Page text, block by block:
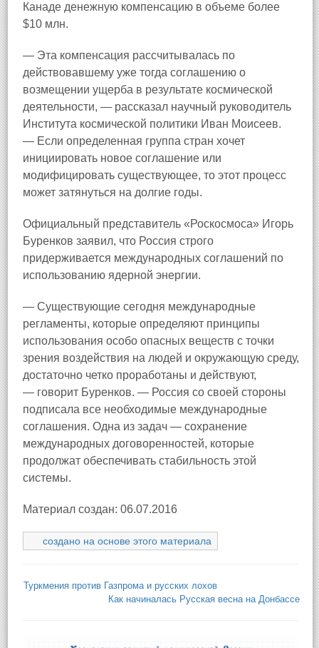
Канаде денежную компенсацию в объеме более
$10 млн.
— Эта компенсация рассчитывалась по
действовавшему уже тогда соглашению о
возмещении ущерба в результате космической
деятельности, — рассказал научный руководитель
Института космической политики Иван Моисеев.
— Если определенная группа стран хочет
инициировать новое соглашение или
модифицировать существующее, то этот процесс
может затянуться на долгие годы.
Официальный представитель «Роскосмоса» Игорь
Буренков заявил, что Россия строго
придерживается международных соглашений по
использованию ядерной энергии.
— Существующие сегодня международные
регламенты, которые определяют принципы
использования особо опасных веществ с точки
зрения воздействия на людей и окружающую среду,
достаточно четко проработаны и действуют,
— говорит Буренков. — Россия со своей стороны
подписала все необходимые международные
соглашения. Одна из задач — сохранение
международных договоренностей, которые
продолжат обеспечивать стабильность этой
системы.
Материал создан: 06.07.2016
создано на основе этого материала
Туркмения против Газпрома и русских лохов
Как начиналась Русская весна на Донбассе